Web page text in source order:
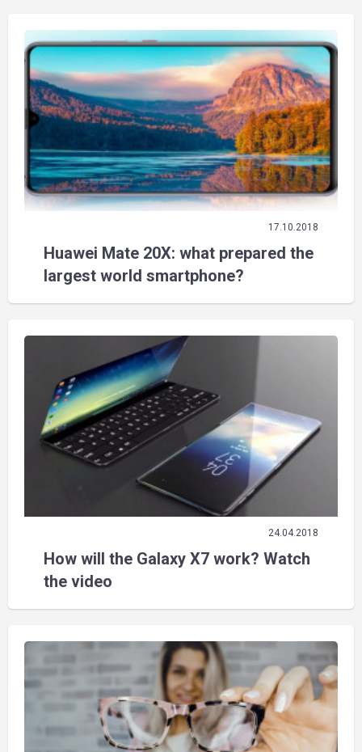
17.10.2018
Huawei Mate 20X: what prepared the
largest world smartphone?
24.04.2018
How will the Galaxy X7 work? Watch
the video